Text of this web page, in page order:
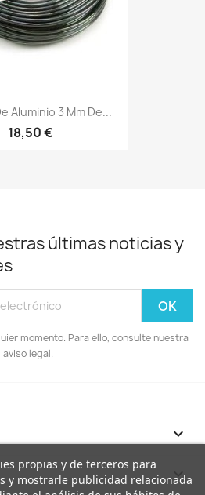
Aluminio 3 Mm De...
18,50 €
últimas noticias y
momento. Para ello, consulte nuestra
legal.


propias y de terceros para
y mostrarle publicidad relacionada